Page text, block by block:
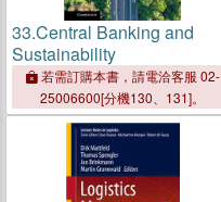
33.Central Banking and
Sustainability
若需訂購本書，請電洽客服 02-
25006600[分機130、131]。